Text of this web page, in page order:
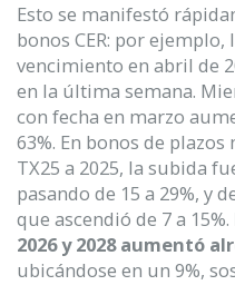
Esto se manifestó
bonos CER: por ejemplo,
vencimiento en abril de
en la última semana.
con fecha en marzo
63%. En bonos de
TX25 a 2025, la subida
pasando de 15 a 29%, y
que ascendió de 7 a 15%.
2026 y 2028 aumentó
ubicándose en un 9%,